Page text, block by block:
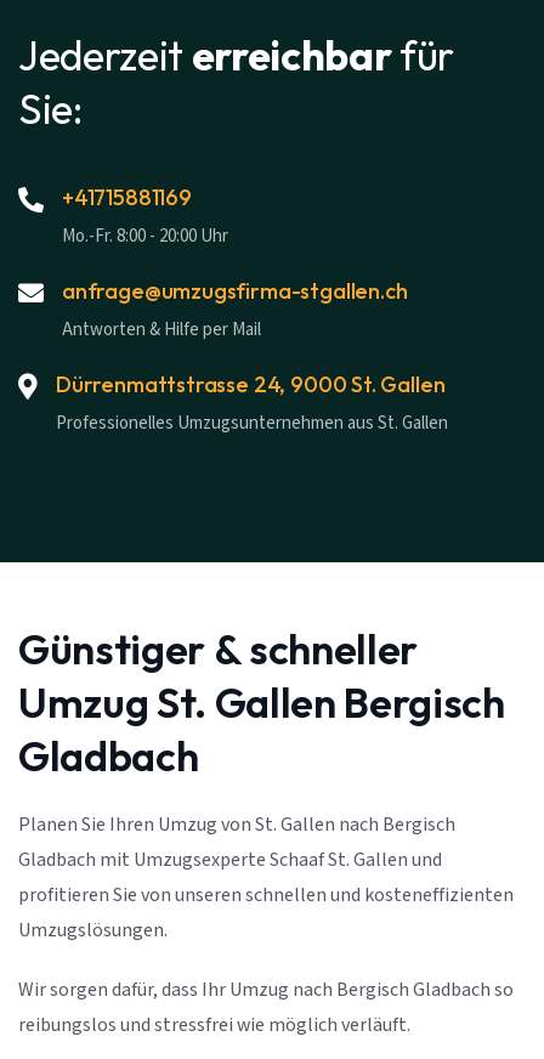
Jederzeit erreichbarfür
Sie:
+41715881169
Mo.-Fr. 8:00 - 20:00 Uhr
anfrage@umzugsfirma-stgallen.ch
Antworten & Hilfe per Mail
Dürrenmattstrasse 24, 9000 St. Gallen
Professionelles Umzugsunternehmen aus St. Gallen
Günstiger & schneller
Umzug St. Gallen Bergisch
Gladbach
Planen Sie Ihren Umzug von St. Gallen nach Bergisch
Gladbach mit Umzugsexperte Schaaf St. Gallen und
profitieren Sie von unseren schnellen und kosteneffizienten
Umzugslösungen.
Wir sorgen dafür, dass Ihr Umzug nach Bergisch Gladbach so
reibungslos und stressfrei wie möglich verläuft.